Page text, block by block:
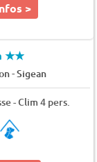
>
★★
-Sigean
- Clim 4 pers.